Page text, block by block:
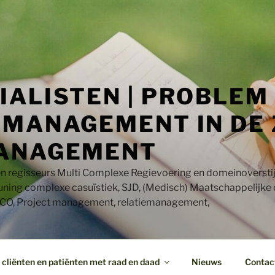
| PROBLEM
IN DE
regisseurs Multi Complexe Regievoering en
complexe casuïstiek, SJD, (Medisch) Maatschappelijke
Project management, relatiemanagement,
en patiënten met raad en daad Nieuws